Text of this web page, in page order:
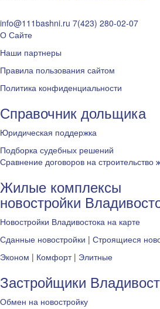
info@111bashni.ru 7(423) 280-02-07
О Сайте
Наши партнеры
Правила пользования сайтом
Политика конфиденциальности
Справочник дольщика
Юридическая поддержка
Подборка судебных решений
Сравнение договоров на строительство
Жилые комплексы
новостройки
Новостройки Владивостока на карте
Сданные новостройки | Строящиеся
Эконом | Комфорт| Элитные
Застройщики
Обмен на новостройку